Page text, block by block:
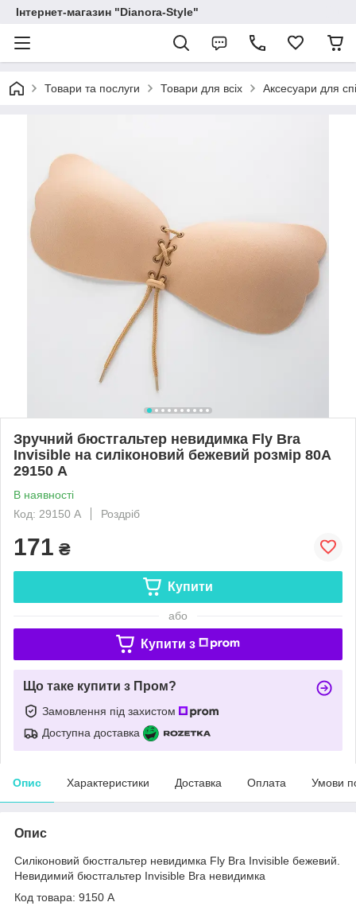
Інтернет-магазин "Dianora-Style"
Товари та послуги Товари для всіх Аксесуари для
Зручний бюстгальтер невидимка Fly Bra
Invisible на силіконовий бежевий розмір 80А
29150 А
В наявності
Код: 29150 А
Роздріб
171 ₴
Купити
або
Купити з
Що таке купити з Пром?
Замовлення під захистом
Доступна доставка
Опис Характеристики Доставка Оплата Умови
Опис
Силіконовий бюстгальтер невидимка Fly Bra Invisible бежевий.
Невидимий бюстгальтер Invisible Bra невидимка
Код товара: 9150 А